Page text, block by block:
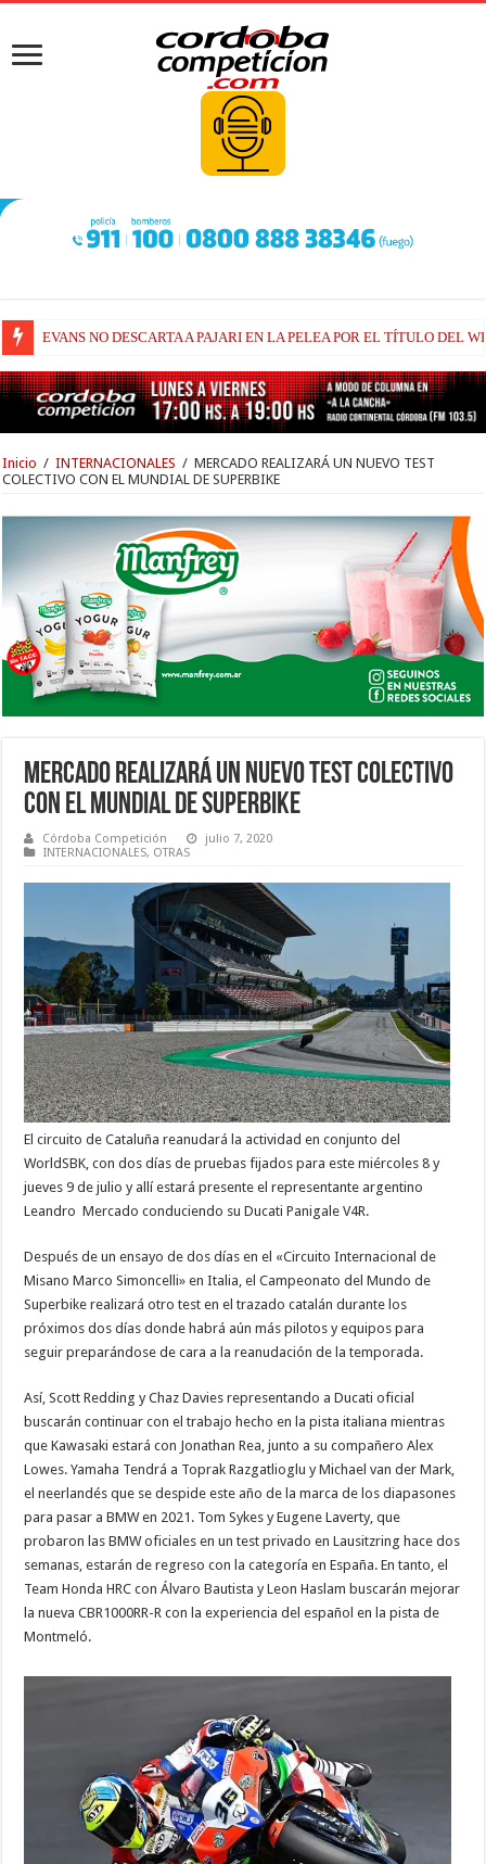
EVANS NO DESCARTA A PAJARI EN LA PELEA POR EL TÍTULO DEL
RAÚL FERNÁNDEZ Y TRACKHOUSE, A CONTINUIDAD
Inicio / INTERNACIONALES / MERCADO REALIZARÁ UN NUEVO TEST
COLECTIVO CON EL MUNDIAL DE SUPERBIKE
MERCADO REALIZARÁ UN NUEVO TEST COLECTIVO
CON EL MUNDIAL DE SUPERBIKE
Córdoba Competición
julio 7, 2020
INTERNACIONALES, OTRAS
El circuito de Cataluña reanudará la actividad en conjunto del
WorldSBK, con dos días de pruebas fijados para este miércoles 8 y
jueves 9 de julio y allí estará presente el representante argentino
Leandro Mercado conduciendo su Ducati Panigale V4R.
Después de un ensayo de dos días en el «Circuito Internacional de
Misano Marco Simoncelli» en Italia, el Campeonato del Mundo de
Superbike realizará otro test en el trazado catalán durante los
próximos dos días donde habrá aún más pilotos y equipos para
seguir preparándose de cara a la reanudación de la temporada.
Así, Scott Redding y Chaz Davies representando a Ducati oficial
buscarán continuar con el trabajo hecho en la pista italiana mientras
que Kawasaki estará con Jonathan Rea, junto a su compañero Alex
Lowes. Yamaha Tendrá a Toprak Razgatlioglu y Michael van der Mark,
el neerlandés que se despide este año de la marca de los diapasones
para pasar a BMW en 2021. Tom Sykes y Eugene Laverty, que
probaron las BMW oficiales en un test privado en Lausitzring hace dos
semanas, estarán de regreso con la categoría en España. En tanto, el
Team Honda HRC con Álvaro Bautista y Leon Haslam buscarán mejorar
la nueva CBR1000RR-R con la experiencia del español en la pista de
Montmeló.